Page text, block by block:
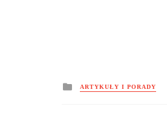
Posted
in
ARTYKUŁY I PORADY